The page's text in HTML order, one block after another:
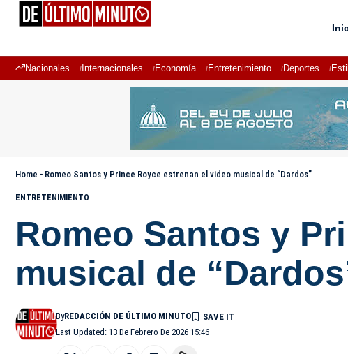
Nacionales Internacionales Economía Entretenimiento Deportes
Home - Romeo Santos y Prince Royce estrenan el video musical de “Dardos”
ENTRETENIMIENTO
Romeo Santos y
musical de
Last Updated: 13 De Febrero De 2026 15:46
ByREDACCIÓN DE ÚLTIMO MINUTO